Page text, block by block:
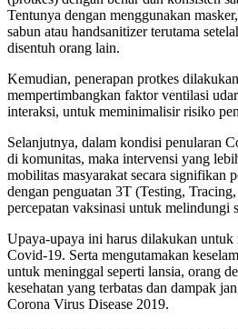
Tentunya dengan menggunakan
sabun atau handsanitizer terutama
disentuh orang lain.
Kemudian, penerapan protkes
mempertimbangkan faktor ventilasi
interaksi, untuk meminimalisir risiko
Selanjutnya, dalam kondisi penularan
di komunitas, maka intervensi yang
mobilitas masyarakat secara signifikan
dengan penguatan 3T (Testing,
percepatan vaksinasi untuk melindungi
Upaya-upaya ini harus dilakukan untuk
Covid-19. Serta mengutamakan
untuk meninggal seperti lansia, orang
kesehatan yang terbatas dan dampak
Corona Virus Disease 2019.